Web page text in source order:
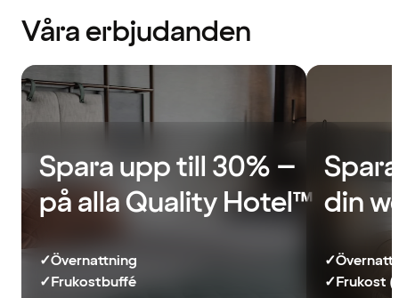
Våra erbjudanden
Spara upp till 30% –
på alla Quality Hotel™
✓Övernattning
✓Frukostbuffé
din
✓
✓Frukost